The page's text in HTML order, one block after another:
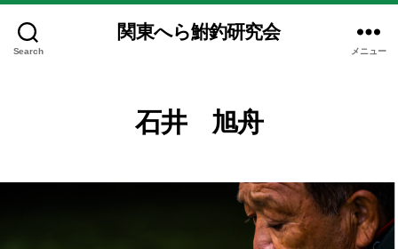
Search
関東へら鮒釣研究会
メニュー
石井 旭舟